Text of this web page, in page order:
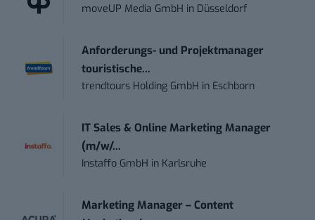
moveUP Media GmbH in Düsseldorf
Anforderungs- und Projektmanager
touristische...
trendtours Holding GmbH in Eschborn
IT Sales & Online Marketing Manager
(m/w/...
Instaffo GmbH in Karlsruhe
Marketing Manager – Content